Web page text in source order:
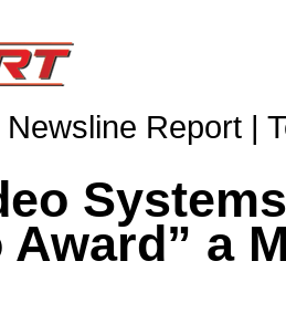
Report |
Award” a